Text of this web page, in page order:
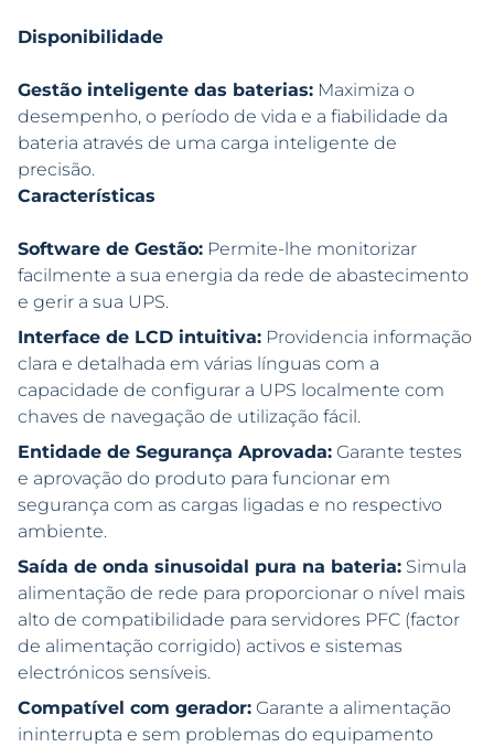
Disponibilidade
Gestão inteligente das baterias: Maximiza o
desempenho, o período de vida e a fiabilidade da
bateria através de uma carga inteligente de
precisão.
Características
Software de Gestão: Permite-lhe monitorizar
facilmente a sua energia da rede de abastecimento
e gerir a sua UPS.
Interface de LCD intuitiva: Providencia informação
clara e detalhada em várias línguas com a
capacidade de configurar a UPS localmente com
chaves de navegação de utilização fácil.
Entidade de Segurança Aprovada: Garante testes
e aprovação do produto para funcionar em
segurança com as cargas ligadas e no respectivo
ambiente.
Saída de onda sinusoidal pura na bateria: Simula
alimentação de rede para proporcionar o nível mais
alto de compatibilidade para servidores PFC (factor
de alimentação corrigido) activos e sistemas
electrónicos sensíveis.
Compatível com gerador: Garante a alimentação
ininterrupta e sem problemas do equipamento